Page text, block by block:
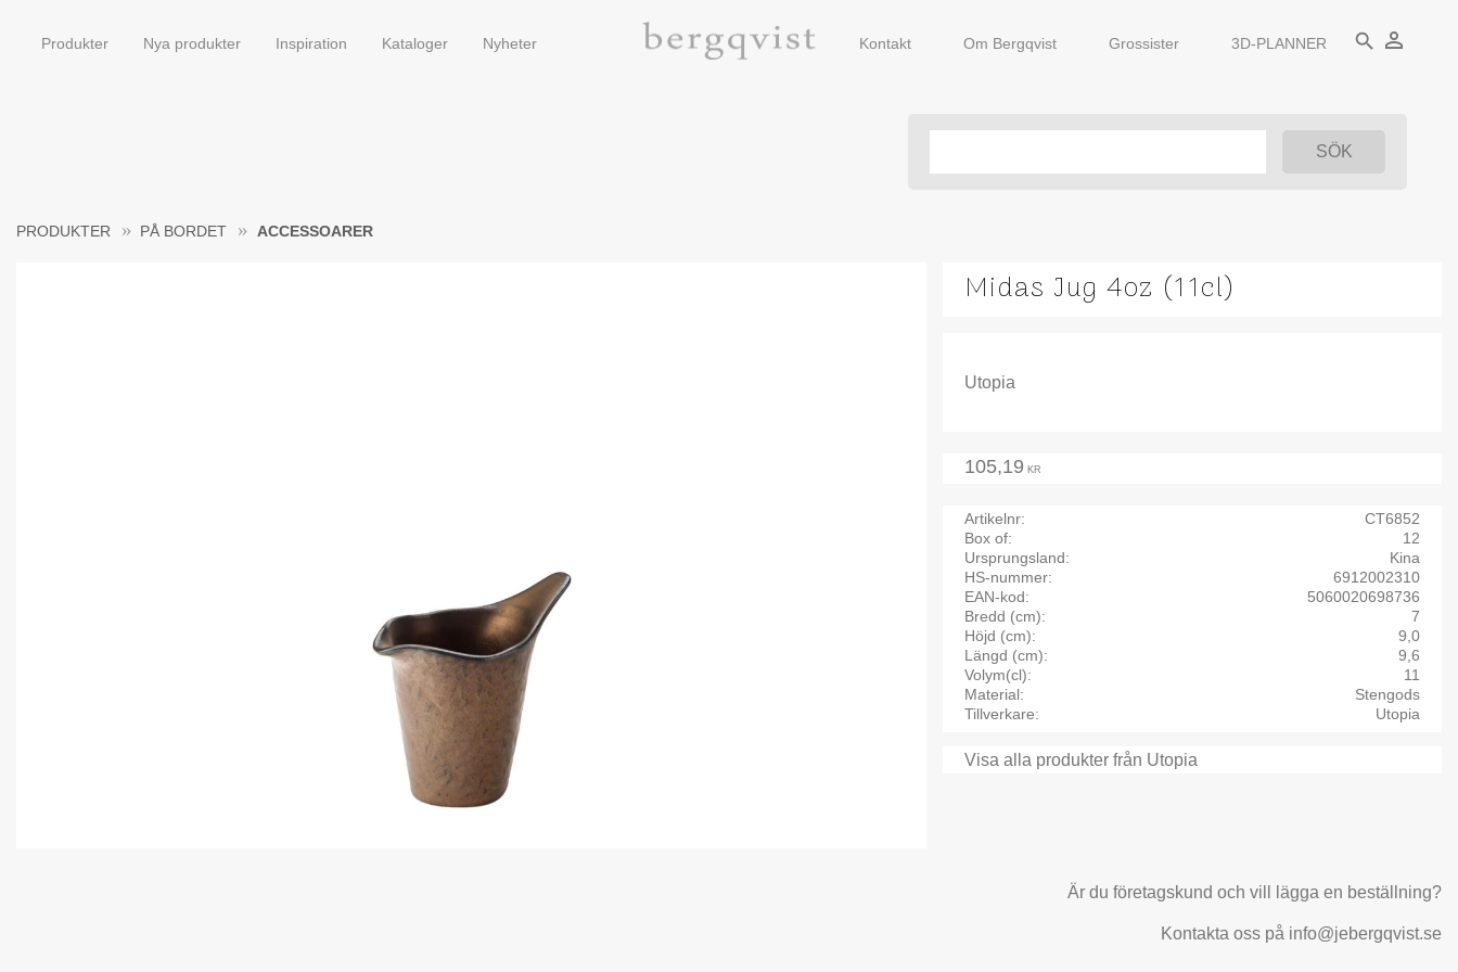
Produkter Nya produkter Inspiration Kataloger Nyheter Kontakt Om Bergqvist Grossister 3D-PLANNER search person_outline
PRODUKTER PÅ BORDET ACCESSOARER
Midas Jug 4oz (11cl)
Utopia
105,19 KR
Artikelnr
CT6852
Box of
12
Ursprungsland
Kina
HS-nummer
6912002310
EAN-kod
5060020698736
Bredd (cm)
7
Höjd (cm)
9,0
Längd (cm)
9,6
Volym(cl)
11
Material
Stengods
Tillverkare
Utopia
Visa alla produkter från Utopia
Är du företagskund och vill lägga en beställning?
Kontakta oss på info@jebergqvist.se